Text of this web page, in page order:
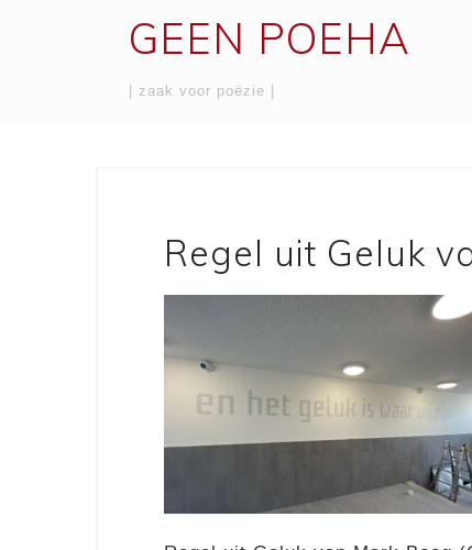
GEEN POEHA
| zaak voor poëzie |
Regel uit Geluk